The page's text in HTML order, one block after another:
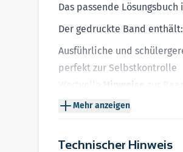
Technischer Hinweis
Das passende
Der gedruckte Band enthält:
Ausführliche und
perfekt zur Selbstkontrolle
Hinweise
zur
Auf unserer Plattform
Hinweis:Alle Inhalte auf der
Mehr anzeigen